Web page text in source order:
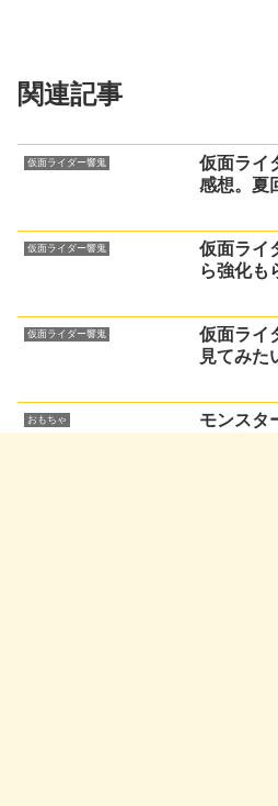
関連記事
仮面ライダー響鬼
仮面ライ
感想。夏
仮面ライダー響鬼
仮面ライ
ら強化も
仮面ライダー響鬼
仮面ライ
見てみた
おもちゃ
モンスタ